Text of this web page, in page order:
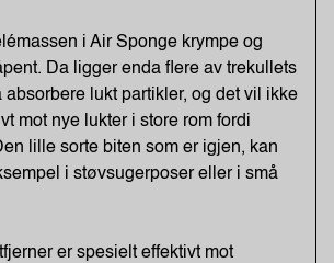
i Air Sponge krympe og
Da ligger enda flere av trekullets
absorbere lukt partikler, og det vil ikke
mot nye lukter i store rom fordi
lille sorte biten som er igjen, kan
i støvsugerposer eller i små
er spesielt effektivt mot